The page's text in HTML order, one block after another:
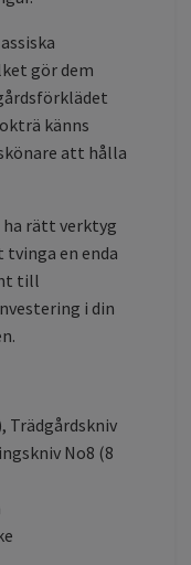
gör dem
känns
att hålla
ha rätt verktyg
en enda
till
i din
Trädgårdskniv
No8 (8